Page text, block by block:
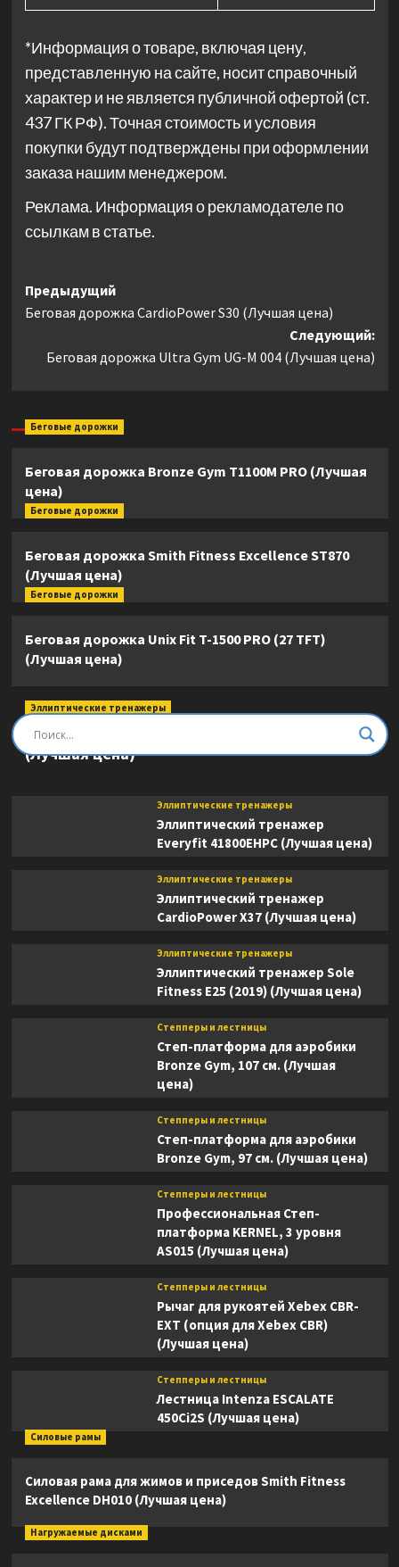
*Информация о товаре, включая цену,
представленную на сайте, носит справочный
характер и не является публичной офертой (ст.
437 ГК РФ). Точная стоимость и условия
покупки будут подтверждены при оформлении
заказа нашим менеджером.
Реклама. Информация о рекламодателе по
ссылкам в статье.
Навигация
записи
Предыдущий
Беговая дорожка CardioPower S30 (Лучшая цена)
Следующий:
Беговая дорожка Ultra Gym UG-M 004 (Лучшая цена)
Беговые дорожки
Беговая дорожка Bronze Gym T1100M PRO (Лучшая
цена)
Беговые дорожки
Беговая дорожка Smith Fitness Excellence ST870
(Лучшая цена)
Беговые дорожки
Беговая дорожка Unix Fit T-1500 PRO (27 TFT)
(Лучшая цена)
Эллиптические тренажеры
Эллиптический тренажер DFC E8745T
(Лучшая цена)
Эллиптические тренажеры
Эллиптический тренажер
Everyfit 41800EHPC (Лучшая цена)
Эллиптические тренажеры
Эллиптический тренажер
CardioPower X37 (Лучшая цена)
Эллиптические тренажеры
Эллиптический тренажер Sole
Fitness E25 (2019) (Лучшая цена)
Степперы и лестницы
Степ-платформа для аэробики
Bronze Gym, 107 см. (Лучшая
цена)
Степперы и лестницы
Степ-платформа для аэробики
Bronze Gym, 97 см. (Лучшая цена)
Степперы и лестницы
Профессиональная Степ-
платформа KERNEL, 3 уровня
AS015 (Лучшая цена)
Степперы и лестницы
Рычаг для рукоятей Xebex CBR-
EXT (опция для Xebex CBR)
(Лучшая цена)
Степперы и лестницы
Лестница Intenza ESCALATE
450Ci2S (Лучшая цена)
Силовые рамы
Силовая рама для жимов и приседов Smith Fitness
Excellence DH010 (Лучшая цена)
Нагружаемые дисками